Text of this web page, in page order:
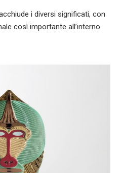
i diversi significati, con
così importante all’interno